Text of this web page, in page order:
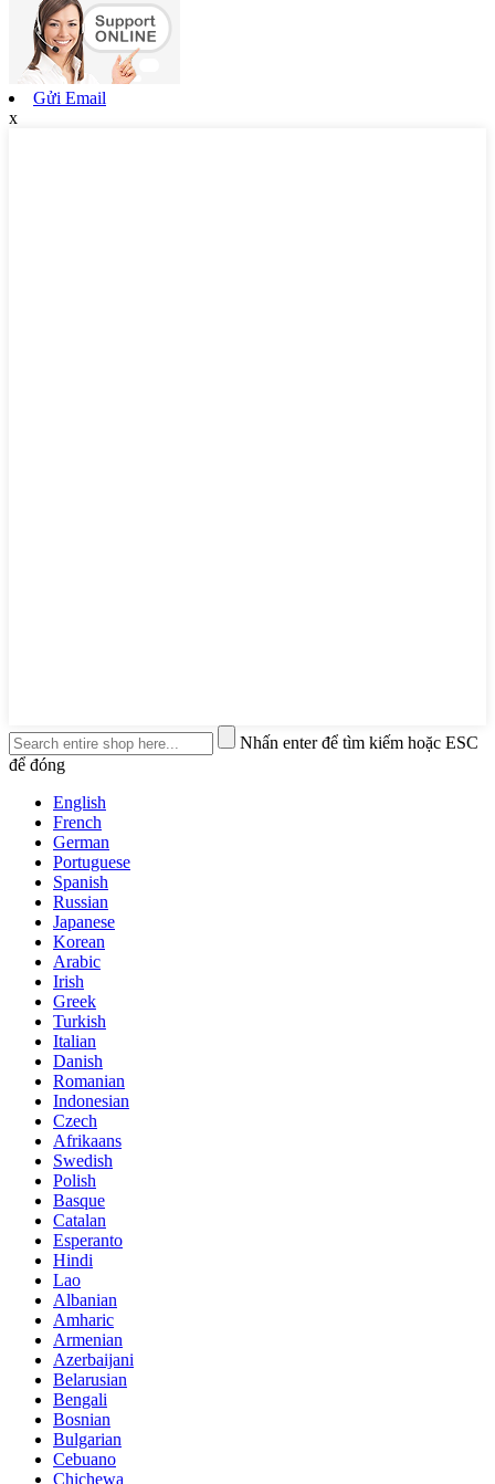
Gửi Email
x
Nhấn enter để tìm kiếm hoặc ESC
để đóng
English
French
German
Portuguese
Spanish
Russian
Japanese
Korean
Arabic
Irish
Greek
Turkish
Italian
Danish
Romanian
Indonesian
Czech
Afrikaans
Swedish
Polish
Basque
Catalan
Esperanto
Hindi
Lao
Albanian
Amharic
Armenian
Azerbaijani
Belarusian
Bengali
Bosnian
Bulgarian
Cebuano
Chichewa